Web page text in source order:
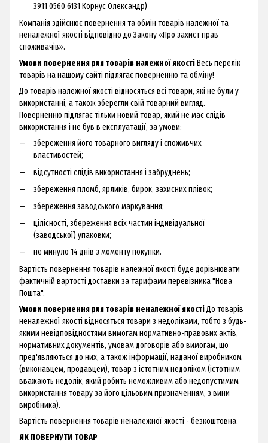
3911 0560 6131 Корнус Олександр)
Компанія здійснює повернення та обмін товарів належної та
неналежної якості відповідно до Закону «Про захист прав
споживачів».
Умови повернення для товарів належної якостіВесь перелік
товарів на нашому сайті підлягає поверненню та обміну!
До товарів належної якості відносяться всі товари, які не були у
використанні, а також зберегли свій товарний вигляд.
Поверненню підлягає тільки новий товар, який не має слідів
використання і не був в експлуатації, за умови:
збереження його товарного вигляду і споживчих
властивостей;
відсутності слідів використання і забруднень;
збереження пломб, ярликів, бирок, захисних плівок;
збереження заводського маркування;
цілісності, збереження всіх частин індивідуальної
(заводської) упаковки;
не минуло 14 днів з моменту покупки.
Вартість повернення товарів належної якості буде дорівнювати
фактичній вартості доставки за тарифами перевізника "Нова
Пошта".
Умови повернення для товарів неналежної якостіДо товарів
неналежної якості відносяться товари з недоліками, тобто з будь-
якими невідповідностями вимогам нормативно-правових актів,
нормативних документів, умовам договорів або вимогам, що
пред'являються до них, а також інформації, наданої виробником
(виконавцем, продавцем), товар з істотним недоліком (істотним
вважають недолік, який робить неможливим або недопустимим
використання товару за його цільовим призначенням, з вини
виробника).
Вартість повернення товарів неналежної якості - безкоштовна.
ЯК ПОВЕРНУТИ ТОВАР